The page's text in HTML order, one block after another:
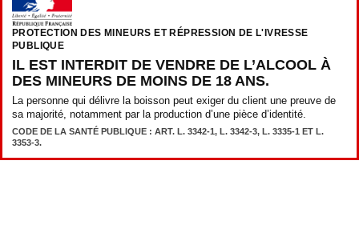
PROTECTION DES MINEURS ET RÉPRESSION DE L'IVRESSE
PUBLIQUE
IL EST INTERDIT DE VENDRE DE L’ALCOOL À
DES MINEURS DE MOINS DE 18 ANS.
La personne qui délivre la boisson peut exiger du client une preuve de
sa majorité, notamment par la production d’une pièce d’identité.
CODE DE LA SANTÉ PUBLIQUE : ART. L. 3342-1, L. 3342-3, L. 3335-1 ET L.
3353-3.